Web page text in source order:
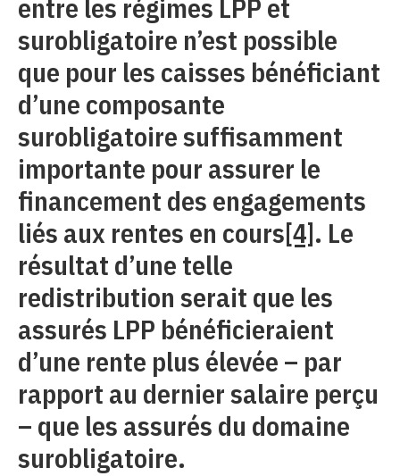
entre les régimes LPP et
surobligatoire n’est possible
que pour les caisses bénéficiant
d’une composante
surobligatoire suffisamment
importante pour assurer le
financement des engagements
liés aux rentes en cours[4]. Le
résultat d’une telle
redistribution serait que les
assurés LPP bénéficieraient
d’une rente plus élevée – par
rapport au dernier salaire perçu
– que les assurés du domaine
surobligatoire.